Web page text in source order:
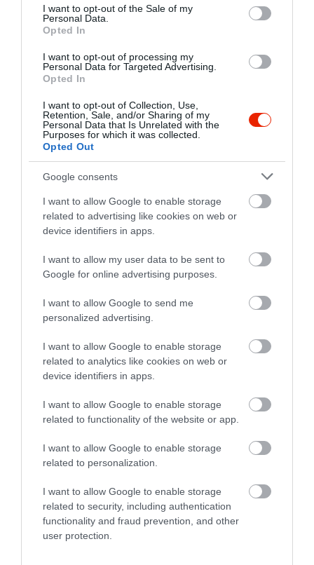
consent section.
I want to opt-out of the Sale of my
Personal Data.
Opted In
I want to opt-out of processing my
Personal Data for Targeted Advertising.
Opted In
I want to opt-out of Collection, Use,
Retention, Sale, and/or Sharing of my
Personal Data that Is Unrelated with the
Purposes for which it was collected.
Opted Out
Google consents
I want to allow Google to enable storage
related to advertising like cookies on web or
device identifiers in apps.
I want to allow my user data to be sent to
Google for online advertising purposes.
I want to allow Google to send me
personalized advertising.
I want to allow Google to enable storage
related to analytics like cookies on web or
device identifiers in apps.
I want to allow Google to enable storage
related to functionality of the website or app.
I want to allow Google to enable storage
related to personalization.
I want to allow Google to enable storage
related to security, including authentication
functionality and fraud prevention, and other
user protection.
Értékelések
5.0 5 1
4 0
0
1 0
Balla Ilona
2017. Augusztus 20.
Kedves, figyelmes kiszolgálás.
Finom ételek. Csak ajánlani
Jelentés
Értékeld Te is!